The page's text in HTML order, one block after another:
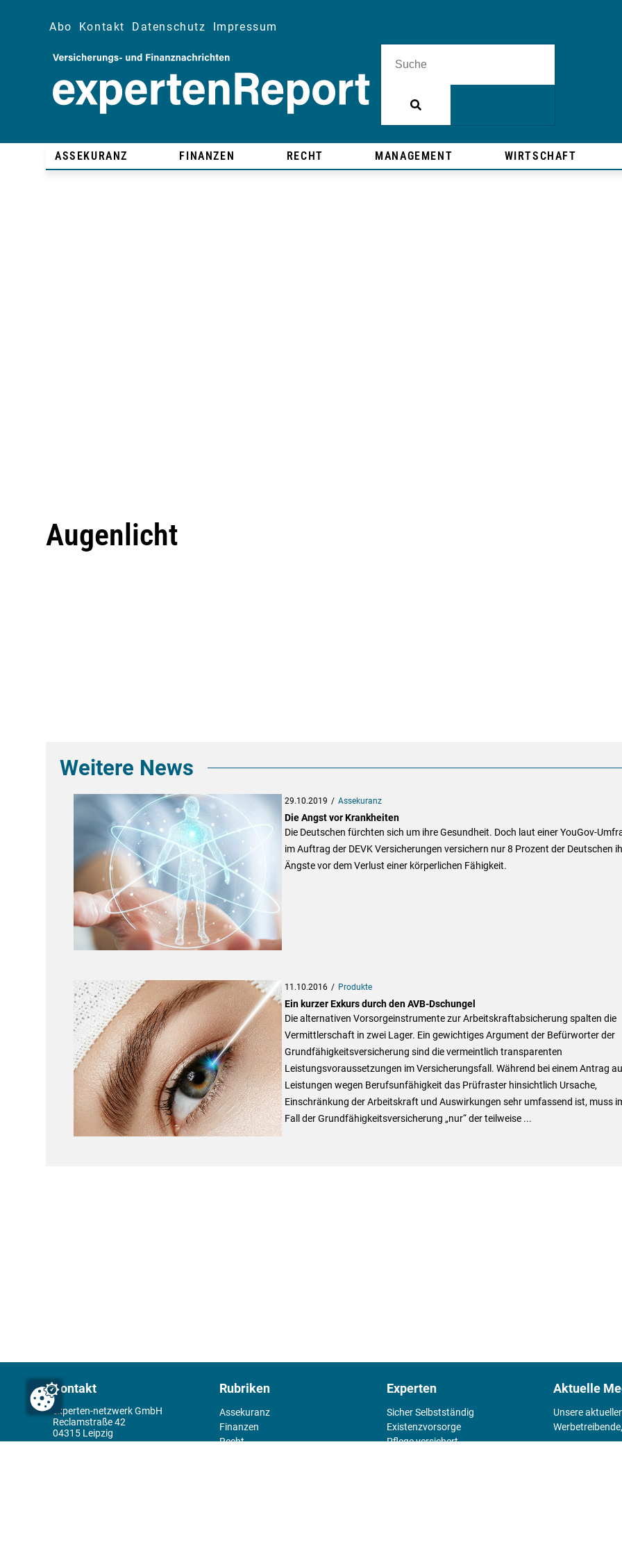
Abo Kontakt Datenschutz Impressum
ASSEKURANZ FINANZEN RECHT MANAGEMENT WIRTSCHAFT
Augenlicht
Weitere News
29.10.2019 Assekuranz
Die Angst vor Krankheiten
Die Deutschen fürchten sich um ihre Gesundheit. Doch laut einer YouGov-
im Auftrag der DEVK Versicherungen versichern nur 8 Prozent der Deutschen
Ängste vor dem Verlust einer körperlichen Fähigkeit.
11.10.2016 Produkte
Ein kurzer Exkurs durch den AVB-Dschungel
Die alternativen Vorsorgeinstrumente zur Arbeitskraftabsicherung spalten die
Vermittlerschaft in zwei Lager. Ein gewichtiges Argument der Befürworter der
Grundfähigkeitsversicherung sind die vermeintlich transparenten
Leistungsvoraussetzungen im Versicherungsfall. Während bei einem Antrag
Leistungen wegen Berufsunfähigkeit das Prüfraster hinsichtlich Ursache,
Einschränkung der Arbeitskraft und Auswirkungen sehr umfassend ist, muss
Fall der Grundfähigkeitsversicherung „nur“ der teilweise ...
Kontakt
experten-netzwerk GmbH
Reclamstraße 42
04315 Leipzig
Rubriken
Assekuranz
Finanzen
Recht
Experten
Sicher Selbstständig
Existenz­vorsorge
Pflege versichert
Aktuelle
Unsere